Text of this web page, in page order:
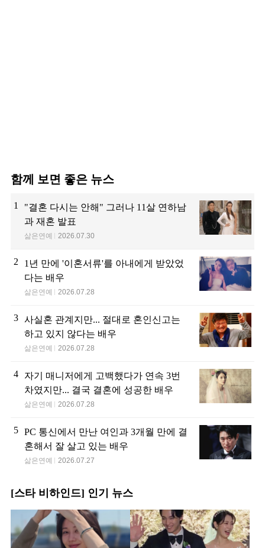
함께 보면 좋은 뉴스
1
"결혼 다시는 안해" 그러나 11살 연하남
과 재혼 발표
삶은연예 2026.07.30
2
1년 만에 '이혼서류'를 아내에게 받았었
다는 배우
삶은연예 2026.07.28
3 사실혼 관계지만... 절대로 혼인신고는
하고 있지 않다는 배우
삶은연예 2026.07.28
4
자기 매니저에게 고백했다가 연속 3번
차였지만... 결국 결혼에 성공한 배우
삶은연예 2026.07.28
5 PC 통신에서 만난 여인과 3개월 만에 결
혼해서 잘 살고 있는 배우
삶은연예 2026.07.27
[스타 비하인드] 인기 뉴스